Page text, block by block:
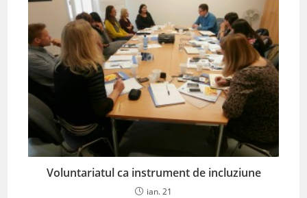
Voluntariatul ca instrument de incluziune
ian. 21